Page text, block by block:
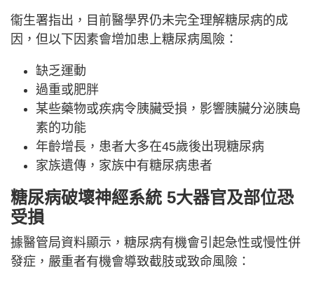
衞生署指出，目前醫學界仍未完全理解糖尿病的成
因，但以下因素會增加患上糖尿病風險：
缺乏運動
過重或肥胖
某些藥物或疾病令胰臟受損，影響胰臟分泌胰島
素的功能
年齡增長，患者大多在45歲後出現糖尿病
家族遺傳，家族中有糖尿病患者
糖尿病破壞神經系統 5大器官及部位恐
受損
據醫管局資料顯示，糖尿病有機會引起急性或慢性併
發症，嚴重者有機會導致截肢或致命風險：